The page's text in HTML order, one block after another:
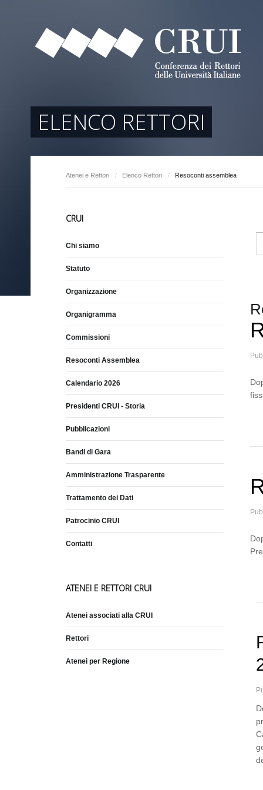
ELENCO RETTORI
Atenei e Rettori / Elenco Rettori / Resoconti assemblea
CRUI
Chi siamo
Statuto
Organizzazione
Organigramma
Commissioni
Resoconti Assemblea
Calendario 2026
Presidenti CRUI - Storia
Pubblicazioni
Bandi di Gara
Amministrazione Trasparente
Trattamento dei Dati
Patrocinio CRUI
Contatti
ATENEI E RETTORI CRUI
Atenei associati alla CRUI
Rettori
Atenei per Regione